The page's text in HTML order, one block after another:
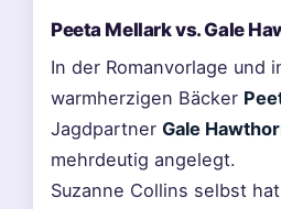
Peeta Mellark vs. Gale
In der Romanvorlage und
warmherzigen Bäcker
Jagdpartner Gale
mehrdeutig angelegt.
Suzanne Collins selbst